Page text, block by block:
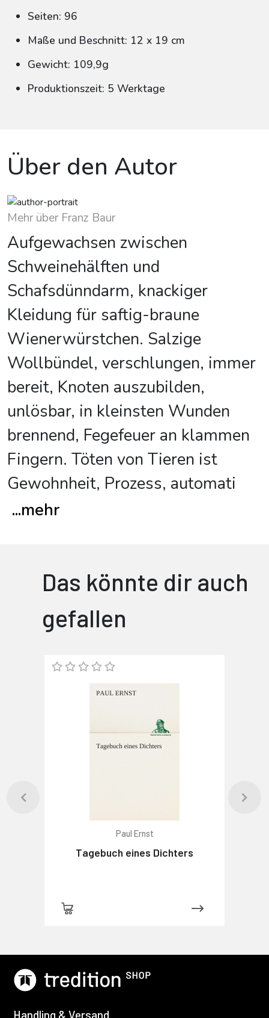
Seiten: 96
Maße und Beschnitt: 12 x 19 cm
Gewicht: 109,9g
Produktionszeit: 5 Werktage
Über den Autor
Mehr über Franz Baur
Aufgewachsen zwischen
Schweinehälften und
Schafsdünndarm, knackiger
Kleidung für saftig-braune
Wienerwürstchen. Salzige
Wollbündel, verschlungen, immer
bereit, Knoten auszubilden,
unlösbar, in kleinsten Wunden
brennend, Fegefeuer an klammen
Fingern. Töten von Tieren ist
Gewohnheit, Prozess, automati
...mehr
Das könnte dir auch
gefallen
Paul Ernst
Tagebuch eines Dichters
Handling & Versand